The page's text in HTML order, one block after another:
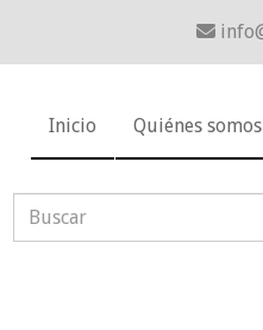
info
Inicio Quiénes somos